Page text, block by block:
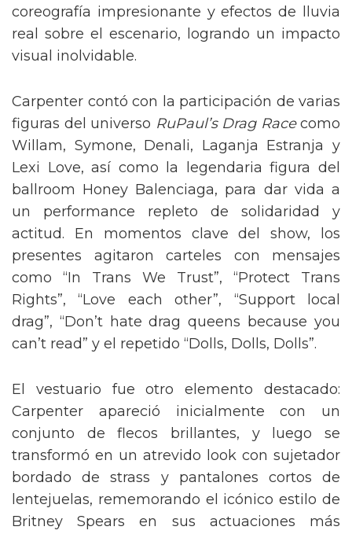
coreografía impresionante y efectos de lluvia
real sobre el escenario, logrando un impacto
visual inolvidable.
Carpenter contó con la participación de varias
figuras del universo RuPaul’s Drag Racecomo
Willam, Symone, Denali, Laganja Estranja y
Lexi Love, así como la legendaria figura del
ballroom Honey Balenciaga, para dar vida a
un performance repleto de solidaridad y
actitud. En momentos clave del show, los
presentes agitaron carteles con mensajes
como “In Trans We Trust”, “Protect Trans
Rights”, “Love each other”, “Support local
drag”, “Don’t hate drag queens because you
can’t read” y el repetido “Dolls, Dolls, Dolls”.
El vestuario fue otro elemento destacado:
Carpenter apareció inicialmente con un
conjunto de flecos brillantes, y luego se
transformó en un atrevido look con sujetador
bordado de strass y pantalones cortos de
lentejuelas, rememorando el icónico estilo de
Britney Spears en sus actuaciones más